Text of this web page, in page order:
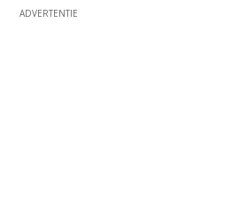
ADVERTENTIE